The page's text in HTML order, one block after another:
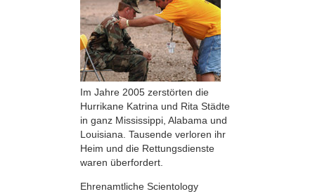
Im Jahre 2005 zerstörten die
Hurrikane Katrina und Rita Städte
in ganz Mississippi, Alabama und
Louisiana. Tausende verloren ihr
Heim und die Rettungsdienste
waren überfordert.
Ehrenamtliche Scientology